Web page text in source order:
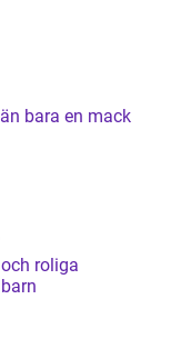
roliga